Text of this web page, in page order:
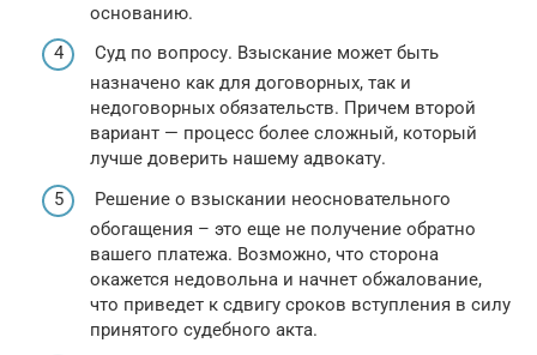
основанию.
Суд по вопросу. Взыскание может быть
назначено как для договорных, так и
недоговорных обязательств. Причем второй
вариант — процесс более сложный, который
лучше доверить нашему адвокату.
Решение о взыскании неосновательного
обогащения – это еще не получение обратно
вашего платежа. Возможно, что сторона
окажется недовольна и начнет обжалование,
что приведет к сдвигу сроков вступления в силу
принятого судебного акта.